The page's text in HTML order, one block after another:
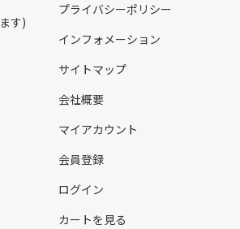
す)
プライバシーポリシー
インフォメーション
サイトマップ
会社概要
マイアカウント
会員登録
ログイン
カートを見る